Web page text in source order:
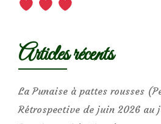
Articles récents
La Punaise à pattes rousses
Rétrospective de juin 2026 au